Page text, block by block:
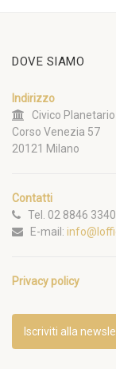
DOVE SIAMO
Indirizzo
Civico
Corso Venezia 57
20121 Milano
Contatti
Tel. 02 8846 3340
E-mail:
Privacy policy
Iscriviti alla